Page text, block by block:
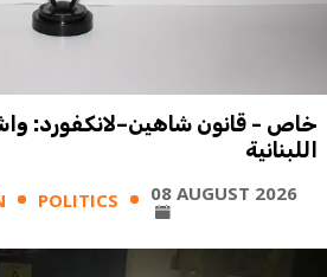
خاص - قانون شاهين–لانكفورد:
اللبنانية
POLITICS 08 AUGUST 2026